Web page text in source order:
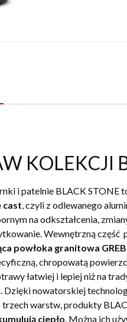
KOLEKCJI
i patelnie BLACK STONE
cast, czyli z odlewanego
na odkształcenia,
Wewnętrzną część
powłoka granitowa
chropowatą
łatwiej i lepiej niż na
Dzięki nowatorskiej
trzech warstw, produkty
ciepło. Można ich